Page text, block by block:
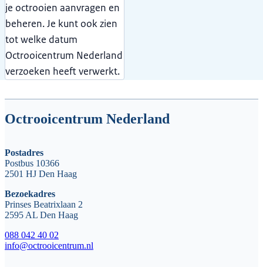
je octrooien aanvragen en
beheren. Je kunt ook zien
tot welke datum
Octrooicentrum Nederland
verzoeken heeft verwerkt.
Octrooicentrum Nederland
Postadres
Postbus 10366
2501 HJ Den Haag
Bezoekadres
Prinses Beatrixlaan 2
2595 AL Den Haag
088 042 40 02
info@octrooicentrum.nl